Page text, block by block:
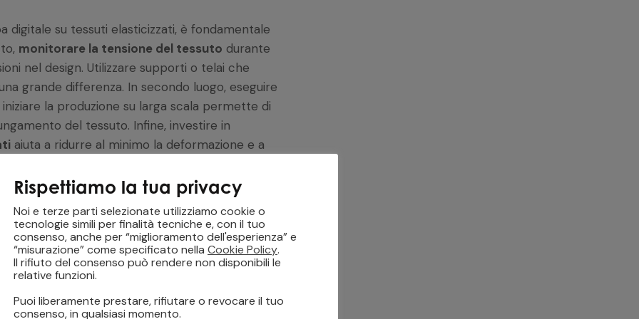
su tessuti elasticizzati, è fondamentale
monitorare la tensione del tessuto durante
nel design. Utilizzare supporti o telai che
grande differenza. In secondo luogo, eseguire
la produzione su larga scala permette di
del tessuto. Infine, investire in
aiuta a ridurre al minimo la deformazione e a
Evitare
facile incorrere in errori che possono
errori più comuni è
il che porta a sbiadimenti o screpolature
Un altro errore frequente è
Rispettiamo la tua privacy
Noi e terze parti selezionate utilizziamo cookie o
tecnologie simili per finalità tecniche e, con il tuo
consenso, anche per “miglioramento dell'esperienza” e
“misurazione” come specificato nella Cookie Policy.
Il rifiuto del consenso può rendere non disponibili le
relative funzioni.
Puoi liberamente prestare, rifiutare o revocare il tuo
consenso, in qualsiasi momento.